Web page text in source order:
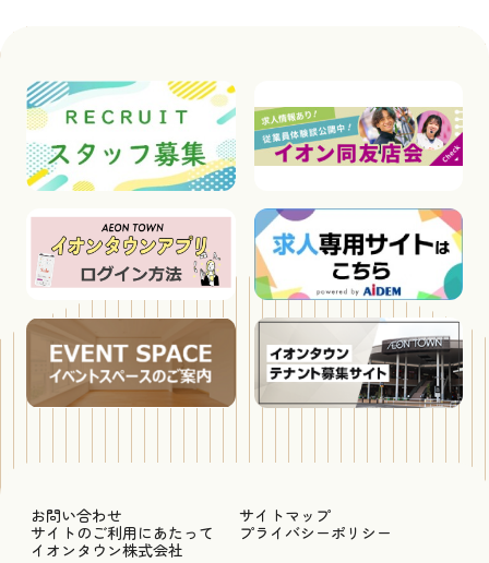
お問い合わせ
サイトマップ
サイトのご利用にあたって
プライバシーポリシー
イオンタウン株式会社